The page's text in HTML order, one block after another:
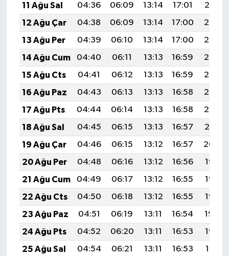
11 Ağu Sal
04:36 06:09 13:14 17:01
20:10
12 Ağu Çar
04:38 06:09 13:14 17:00
20:08
13 Ağu Per
04:39 06:10 13:14 17:00
20:07
14 Ağu Cum
04:40 06:11 13:13 16:59
20:06
15 Ağu Cts
04:41 06:12 13:13 16:59
20:05
16 Ağu Paz
04:43 06:13 13:13 16:58
20:03
17 Ağu Pts
04:44 06:14 13:13 16:58
20:02
18 Ağu Sal
04:45 06:15 13:13 16:57
20:01
19 Ağu Çar
04:46 06:15 13:12 16:57
20:00
20 Ağu Per
04:48 06:16 13:12 16:56
19:58
21 Ağu Cum
04:49 06:17 13:12 16:55
19:57
22 Ağu Cts
04:50 06:18 13:12 16:55
19:56
23 Ağu Paz
04:51 06:19 13:11 16:54
19:54
24 Ağu Pts
04:52 06:20 13:11 16:53
19:53
25 Ağu Sal
04:54 06:21 13:11 16:53 19:51